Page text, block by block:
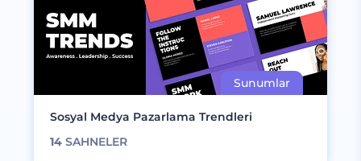
Sosyal Medya Pazarlama Trendleri
14 SAHNELER